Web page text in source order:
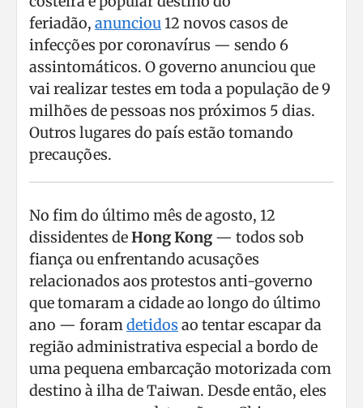
feriadão, anunciou12 novos casos de
infecções por coronavírus — sendo 6
assintomáticos. O governo anunciou que
vai realizar testes em toda a população de 9
milhões de pessoas nos próximos 5 dias.
Outros lugares do país estão tomando
precauções.
No fim do último mês de agosto, 12
dissidentes deHong Kong — todos sob
fiança ou enfrentando acusações
relacionados aos protestos anti-governo
que tomaram a cidade ao longo do último
ano — foramdetidos ao tentar escapar da
região administrativa especial a bordo de
uma pequena embarcação motorizada com
destino à ilha de Taiwan. Desde então, eles